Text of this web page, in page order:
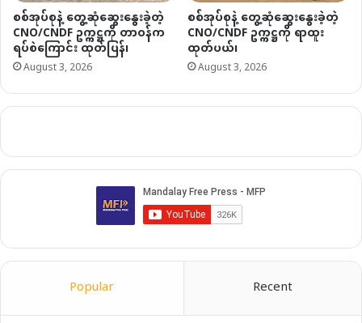
စစ်အုပ်စုနဲ့ တွေ့ဆုံဆွေးနွေးခဲ့တဲ့
CNO/CNDF ဥက္ကဋ္ဌကို တာဝန်က
ရပ်စဲကြောင်း ထုတ်ပြန်၊
August 3, 2026
စစ်အုပ်စုနဲ့ တွေ့ဆုံဆွေးနွေးခဲ့တဲ့
CNO/CNDF ဥက္ကဋ္ဌကို ရာထူး
ထုတ်ပယ်၊
August 3, 2026
Popular Recent